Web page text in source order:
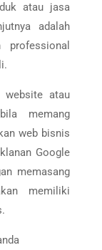
atau jasa
adalah
website atau
memang
web bisnis
Google
memasang
memiliki